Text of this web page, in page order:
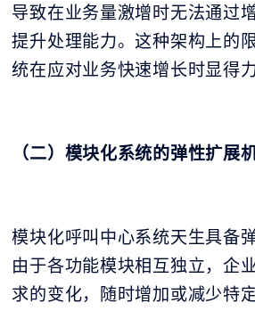
导致在业务量激增时无法通过
提升处理能力。这种架构上的
统在应对业务快速增长时显得力
（二）模块化系统的弹性扩展
模块化呼叫中心系统天生具备
由于各功能模块相互独立，企
求的变化，随时增加或减少特